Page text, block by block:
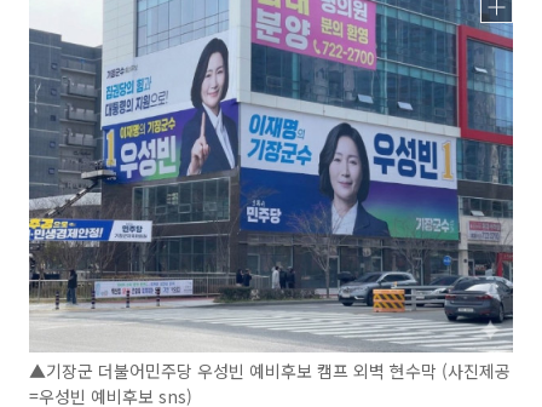
▲기장군 더불어민주당 우성빈 예비후보 캠프 외벽 현수막 (사진제공
=우성빈 예비후보 sns)